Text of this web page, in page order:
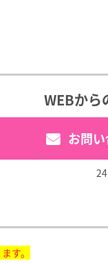
WEBから
お問
す。